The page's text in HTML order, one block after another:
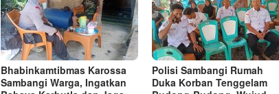
Bhabinkamtibmas Karossa
Sambangi Warga, Ingatkan
Polisi Sambangi Rumah
Duka Korban Tenggelam